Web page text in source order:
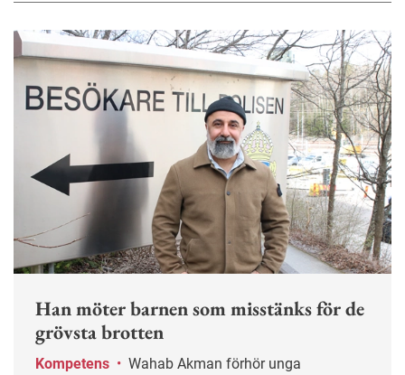
Han möter barnen som misstänks för de
grövsta brotten
Kompetens •